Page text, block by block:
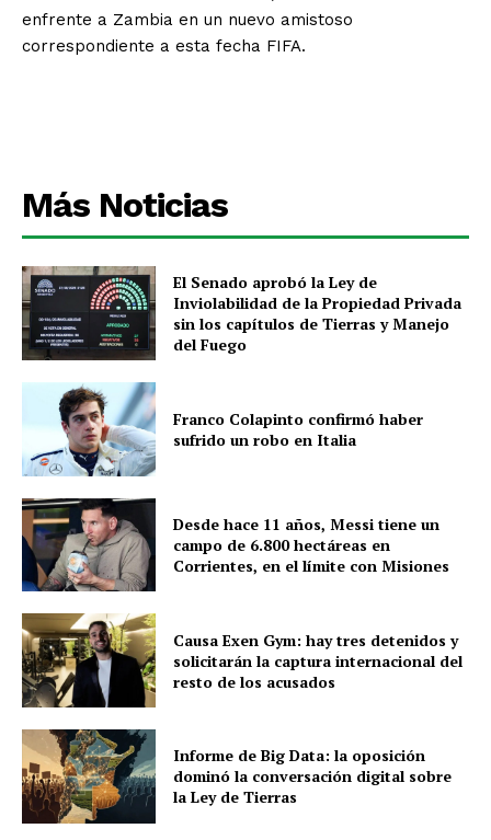
enfrente a Zambia en un nuevo amistoso
correspondiente a esta fecha FIFA.
Más Noticias
El Senado aprobó la Ley de
Inviolabilidad de la Propiedad Privada
sin los capítulos de Tierras y Manejo
del Fuego
Franco Colapinto confirmó haber
sufrido un robo en Italia
Desde hace 11 años, Messi tiene un
campo de 6.800 hectáreas en
Corrientes, en el límite con Misiones
Causa Exen Gym: hay tres detenidos y
solicitarán la captura internacional del
resto de los acusados
Informe de Big Data: la oposición
dominó la conversación digital sobre
la Ley de Tierras